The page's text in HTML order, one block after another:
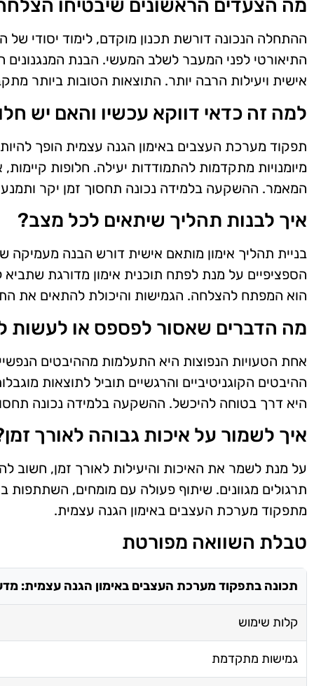
מה הצעדים הראשונים שיבטיחו
ההתחלה הנכונה דורשת תכנון מוקדם, לימוד יסודי
התיאורטי לפני המעבר לשלב המעשי. הבנת המנגנונים
אישית ויעילות הרבה יותר. התוצאות הטובות ביותר
למה זה כדאי דווקא עכשיו והאם יש
תפקוד מערכת העצבים באימון הגנה עצמית הופך
מיומנויות מתקדמות להתמודדות יעילה. חלופות
המאמר. ההשקעה בלמידה נכונה תחסוך זמן יקר ותמנע
איך לבנות תהליך שיתאים לכל מצב?
בניית תהליך אימון מותאם אישית דורש הבנה מעמיקה
הספציפיים על מנת לפתח תוכנית אימון מדורגת
הוא המפתח להצלחה. הגמישות והיכולת להתאים את
מה הדברים שאסור לפספס או לעשות
אחת הטעויות הנפוצות היא התעלמות מההיבטים
ההיבטים הקוגניטיביים והרגשיים תוביל לתוצאות
היא דרך בטוחה להיכשל. ההשקעה בלמידה נכונה
איך לשמור על איכות גבוהה לאורך
על מנת לשמר את האיכות והיעילות לאורך זמן, חשוב
תרגולים מגוונים. שיתוף פעולה עם מומחים,
מתפקוד מערכת העצבים באימון הגנה עצמית.
טבלת השוואה מפורטת
תכונה בתפקוד מערכת העצבים באימון הגנה עצמית:
קלות שימוש
גמישות מתקדמת